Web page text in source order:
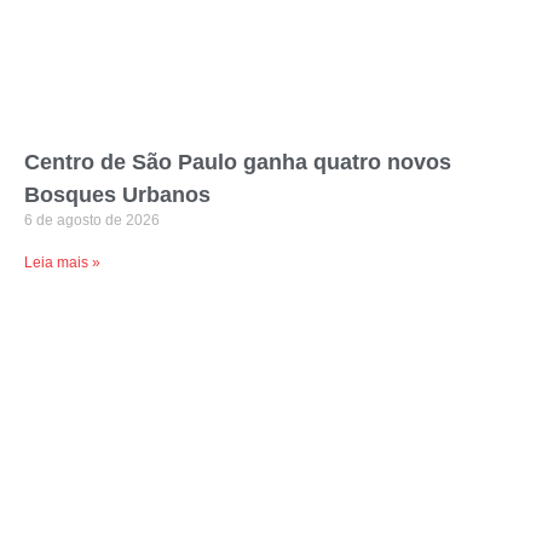
Centro de São Paulo ganha quatro novos
Bosques Urbanos
6 de agosto de 2026
Leia mais »